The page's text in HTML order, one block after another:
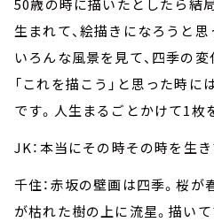
50歳の時に描いたとしたら結
生まれて、絵描きになろうと思
いろんな風景を見て、四季の変
「これを描こう」と思った時
です。人生まるごとかけて1枚
JK：本当にその時その時を生
千住：赤坂の壁画は四季。桜が
が枯れた樹の上に流星。描い